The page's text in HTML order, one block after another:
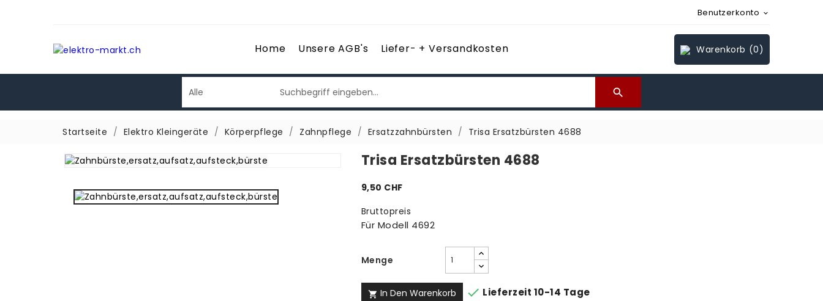
Benutzerkonto 
Home Unsere AGB's Liefer- + Versandkosten Warenkorb (0)

Startseite Elektro Kleingeräte Körperpflege Zahnpflege Ersatzzahnbürsten Trisa Ersatzbürsten 4688
Trisa Ersatzbürsten 4688
9,50 CHF
Bruttopreis
Für Modell 4692
Menge
 In Den Warenkorb  Lieferzeit 10-14 Tage